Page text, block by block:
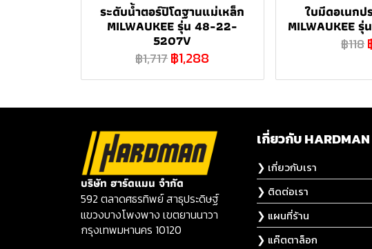
ระดับน้ำตอร์ปิโดฐานแม่เหล็ก
MILWAUKEE รุ่น 48-22-
5207V
฿1,717฿1,288
ใบมีดอเนกป
MILWAUKEE
฿118
บริษัท ฮาร์ดแมน จำกัด
592 ตลาดศธรทิพย์ สาธุประดิษฐ์
แขวงบางโพงพาง เขตยานนาวา
กรุงเทพมหานคร 10120
เกี่ยวกับ HARDMAN
❯ เกี่ยวกับเรา
❯ ติดต่อเรา
❯ แผนที่ร้าน
❯ แค๊ตตาล็อก